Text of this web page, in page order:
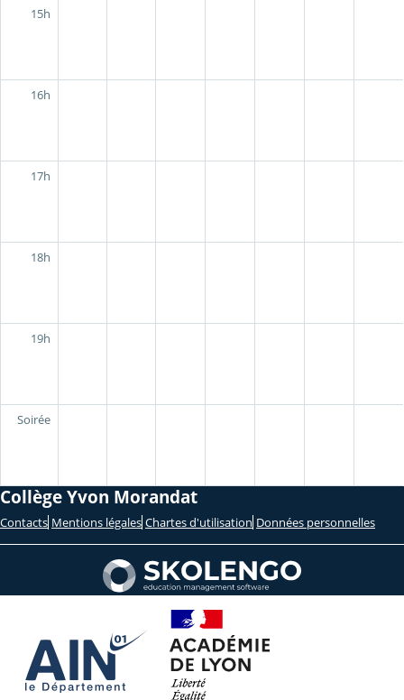
15h
16h
17h
18h
19h
Soirée
Collège Yvon Morandat
Contacts Mentions légales Chartes d'utilisation Données personnelles